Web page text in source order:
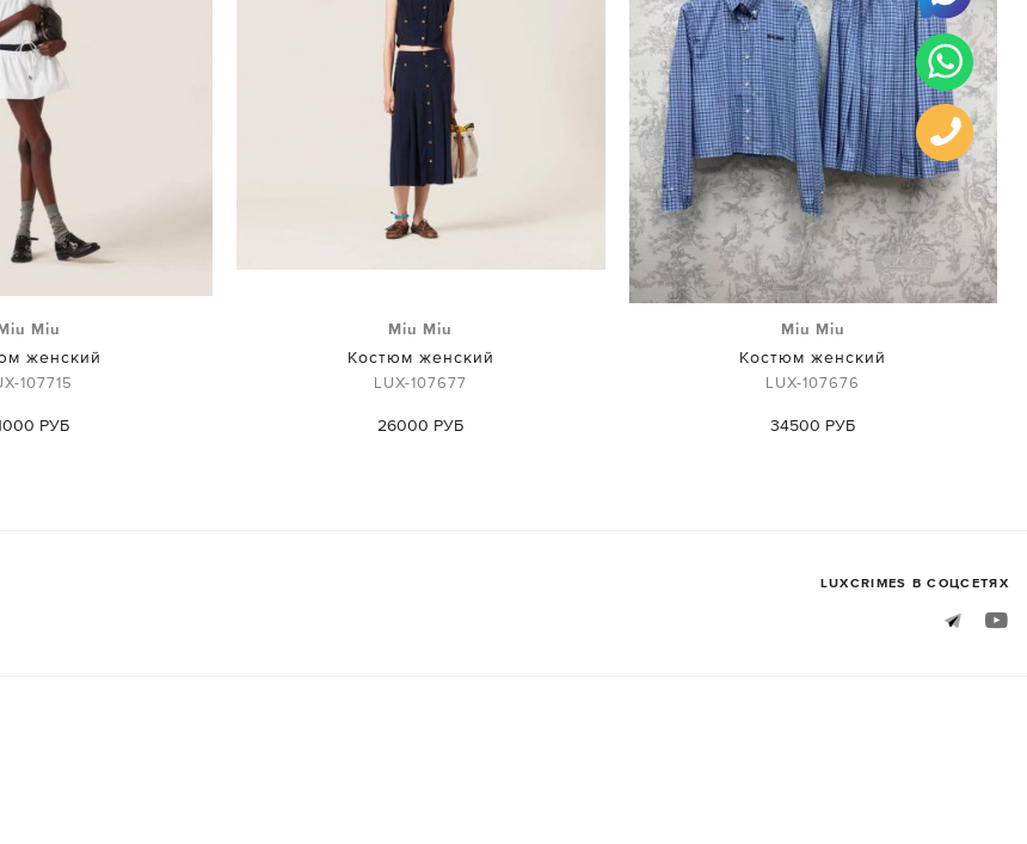
Miu
женский
107715
РУБ
Miu Miu
Костюм женский
LUX-107677
26000 РУБ
Miu Miu
Костюм женский
LUX-107676
34500 РУБ
LUXСRIMES В СОЦСЕТЯХ